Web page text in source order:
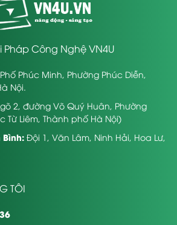
Pháp Công Nghệ VN4U
Phúc Minh, Phường Phúc Diễn,
Nội.
2, đường Võ Quý Huân, Phường
Từ Liêm, Thành phố Hà Nội)
Bình: Đội 1, Văn Lâm, Ninh Hải, Hoa Lư,
TÔI